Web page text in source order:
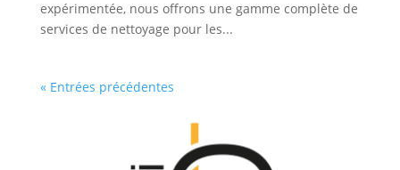
expérimentée, nous offrons une gamme complète de
services de nettoyage pour les...
« Entrées précédentes